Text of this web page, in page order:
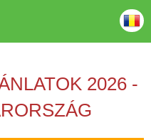
2026 -